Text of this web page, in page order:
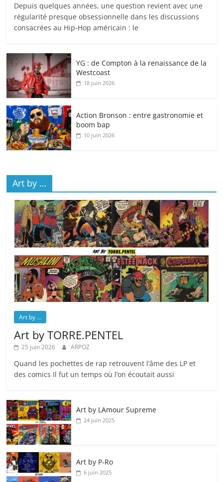
Depuis quelques années, une question revient avec une
régularité presque obsessionnelle dans les discussions
consacrées au Hip-Hop américain : le
YG : de Compton à la renaissance de la
Westcoast
18 juin 2026
Action Bronson : entre gastronomie et
boom bap
10 juin 2026
Art by …
Art by ...
Art by TORRE.PENTEL
25 juin 2026 ARPOZ
Quand les pochettes de rap retrouvent l’âme des LP et
des comics Il fut un temps où l’on écoutait aussi
Art by LAmour Supreme
24 juin 2025
Art by P‑Ro
6 juin 2025